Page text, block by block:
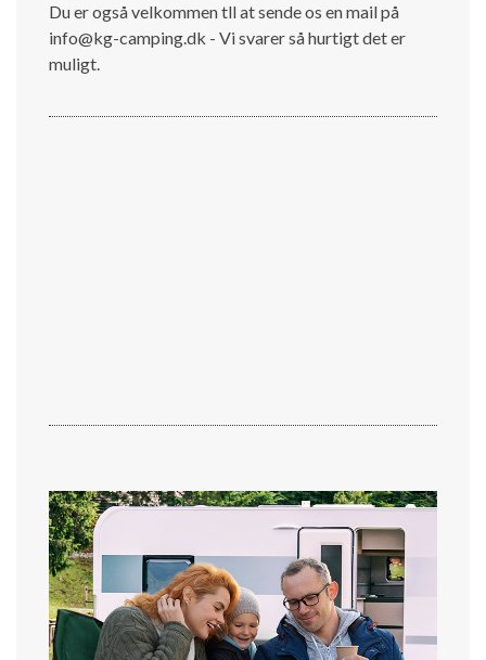
Du er også velkommen tll at sende os en mail på
info@kg-camping.dk - Vi svarer så hurtigt det er
muligt.